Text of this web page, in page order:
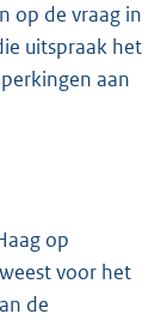
op de vraag in
uitspraak het
aan
op
voor het
de